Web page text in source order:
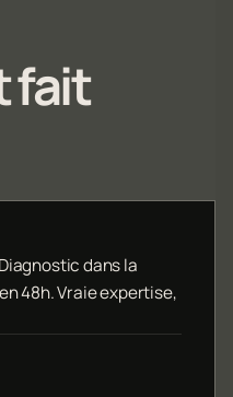
fait
dans la
48h. Vraie expertise,